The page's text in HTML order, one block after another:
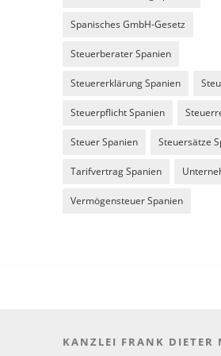
Spanisches GmbH-Gesetz
Steuerberater Spanien
Steuererklärung Spanien
Steuerpflicht Spanien
Steuer Spanien Steuersätze
Tarifvertrag Spanien
Vermögensteuer Spanien
KANZLEI FRANK DIETER